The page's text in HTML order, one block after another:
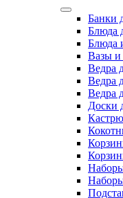
Банки
Блюда
Блюда
Вазы и
Ведра
Ведра
Ведра
Доски